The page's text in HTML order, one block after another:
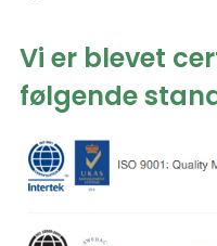
Vi er blevet
følgende